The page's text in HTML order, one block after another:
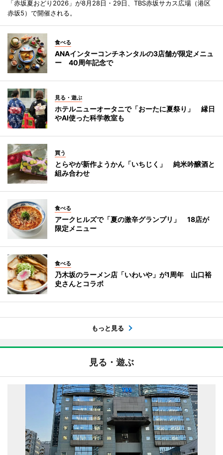
「赤坂夏おどり2026」が8月28日・29日、TBS赤坂サカス広場（港区
赤坂5）で開催される。
食べる
ANAインターコンチネンタルの3店舗が限定メニュ
ー 40周年記念で
見る・遊ぶ
ホテルニューオータニで「おーたに夏祭り」 縁日
やAI使った科学教室も
買う
とらやが新作ようかん「いちじく」 純米吟醸酒と
組み合わせ
食べる
アークヒルズで「夏の激辛グランプリ」 18店が
限定メニュー
食べる
乃木坂のラーメン店「いわいや」が1周年 山口裕
史さんとコラボ
もっと見る
見る・遊ぶ